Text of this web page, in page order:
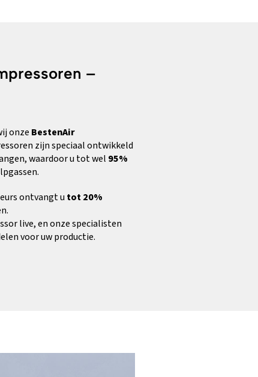
–
onze BestenAir
zijn speciaal ontwikkeld
waardoor u tot wel 95%
ontvangt u tot 20%
live, en onze specialisten
voor uw productie.